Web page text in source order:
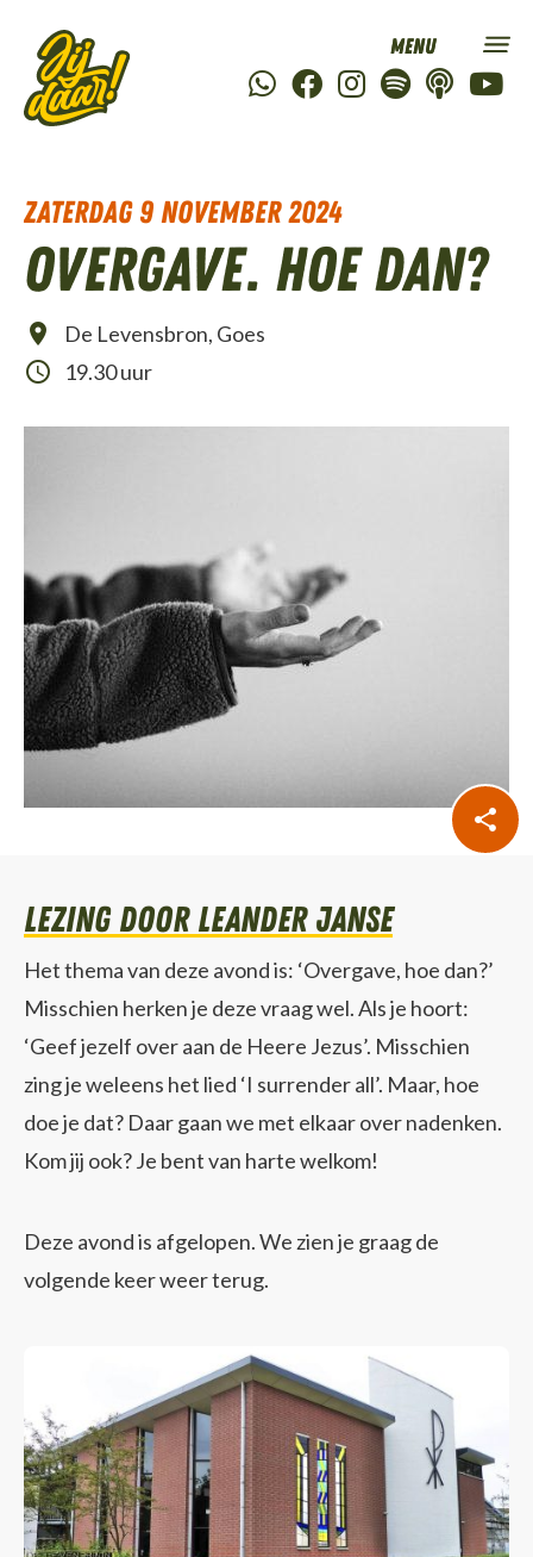
zaterdag 9 november 2024
Overgave. Hoe dan?
De Levensbron, Goes
19.30 uur
lezing door Leander Janse
Het thema van deze avond is: ‘Overgave, hoe dan?’
Misschien herken je deze vraag wel. Als je hoort:
‘Geef jezelf over aan de Heere Jezus’. Misschien
zing je weleens het lied ‘I surrender all’. Maar, hoe
doe je dat? Daar gaan we met elkaar over nadenken.
Kom jij ook? Je bent van harte welkom!
Deze avond is afgelopen. We zien je graag de
volgende keer weer terug.